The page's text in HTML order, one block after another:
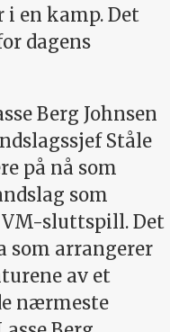
i en kamp. Det
dagens
Berg Johnsen
Ståle
på nå som
som
sluttspill. Det
som arrangerer
av et
nærmeste